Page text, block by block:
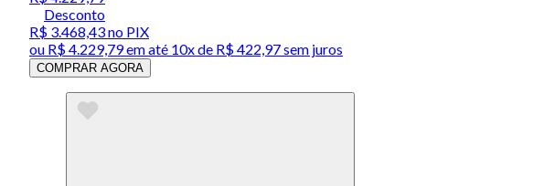
Desconto
R$ 3.468,43no PIX
ou R$ 4.229,79em até 10x de R$ 422,97 sem juros
COMPRAR AGORA